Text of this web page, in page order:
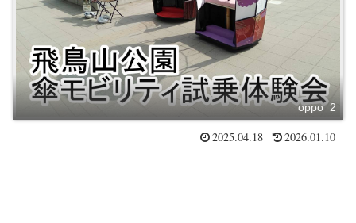
oppo_2
2025.04.18 2026.01.10